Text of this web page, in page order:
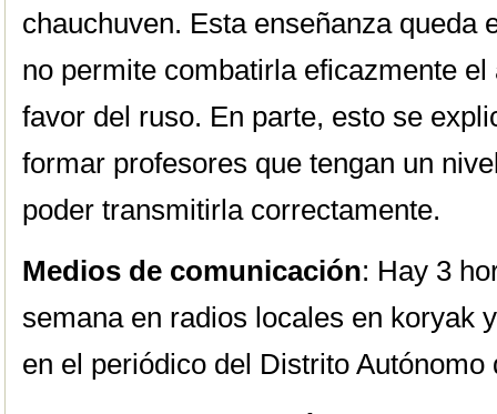
chauchuven. Esta enseñanza queda
no permite combatirla eficazmente
favor del ruso. En parte, esto se
formar profesores que tengan un
poder transmitirla correctamente.
Medios de comunicación: Hay 3
semana en radios locales en koryak
en el periódico del Distrito Autónomo